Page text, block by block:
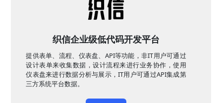
织信企业级低代码开发平台
提供表单、流程、仪表盘、API等功能，非IT用户可通过
设计表单来收集数据，设计流程来进行业务协作，使用
仪表盘来进行数据分析与展示，IT用户可通过API集成第
三方系统平台数据。